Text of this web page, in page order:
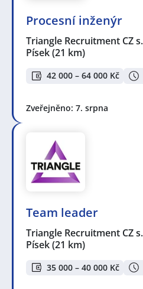
Procesní inženýr
Triangle Recruitment CZ
Písek(21 km)
42 000 – 64 000 Kč
Zveřejněno: 7. srpna
Team leader
Triangle Recruitment CZ
Písek(21 km)
35 000 – 40 000 Kč